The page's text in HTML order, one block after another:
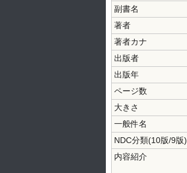
副書名
著者
著者カナ
出版者
出版年
ページ数
大きさ
一般件名
NDC分類(10版/9版)
内容紹介